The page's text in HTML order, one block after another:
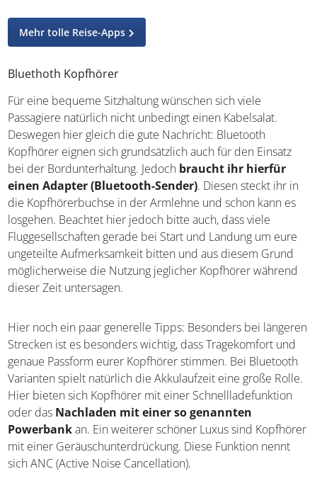
Mehr tolle Reise-Apps
Bluethoth Kopfhörer
Für eine bequeme Sitzhaltung wünschen sich viele
Passagiere natürlich nicht unbedingt einen Kabelsalat.
Deswegen hier gleich die gute Nachricht: Bluetooth
Kopfhörer eignen sich grundsätzlich auch für den Einsatz
bei der Bordunterhaltung. Jedoch braucht ihr hierfür
einen Adapter (Bluetooth-Sender). Diesen steckt ihr in
die Kopfhörerbuchse in der Armlehne und schon kann es
losgehen. Beachtet hier jedoch bitte auch, dass viele
Fluggesellschaften gerade bei Start und Landung um eure
ungeteilte Aufmerksamkeit bitten und aus diesem Grund
möglicherweise die Nutzung jeglicher Kopfhörer während
dieser Zeit untersagen.
Hier noch ein paar generelle Tipps: Besonders bei längeren
Strecken ist es besonders wichtig, dass Tragekomfort und
genaue Passform eurer Kopfhörer stimmen. Bei Bluetooth
Varianten spielt natürlich die Akkulaufzeit eine große Rolle.
Hier bieten sich Kopfhörer mit einer Schnellladefunktion
oder das Nachladen mit einer so genannten
Powerbankan. Ein weiterer schöner Luxus sind Kopfhörer
mit einer Geräuschunterdrückung. Diese Funktion nennt
sich ANC (Active Noise Cancellation).